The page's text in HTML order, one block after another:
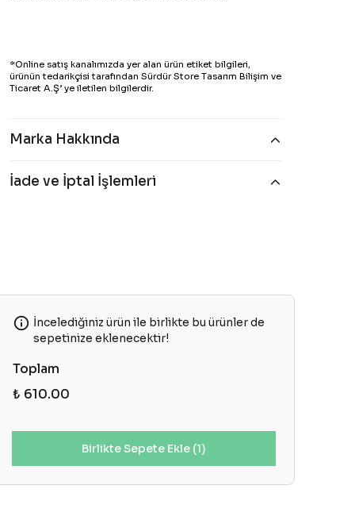
*Online satış kanalımızda yer alan ürün etiket bilgileri,
ürünün tedarikçisi tarafından Sürdür Store Tasarım Bilişim ve
Ticaret A.Ş’ ye iletilen bilgilerdir.
Marka Hakkında
İade ve İptal İşlemleri
İncelediğiniz ürün ile birlikte bu ürünler de
sepetinize eklenecektir!
Toplam
₺ 610.00
Birlikte Sepete Ekle (1)